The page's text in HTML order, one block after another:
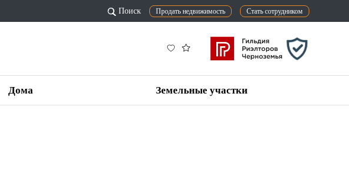
Поиск Продать недвижимость Стать сотрудником
Дома Земельные участки